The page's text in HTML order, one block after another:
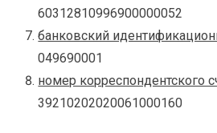
60312810996900000052
банковский
049690001
номер корреспондентского
39210202020061000160